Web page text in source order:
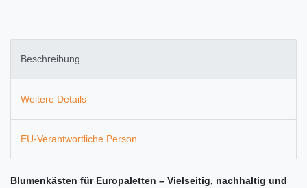
Beschreibung
Weitere Details
EU-Verantwortliche Person
Blumenkästen für Europaletten – Vielseitig, nachhaltig und